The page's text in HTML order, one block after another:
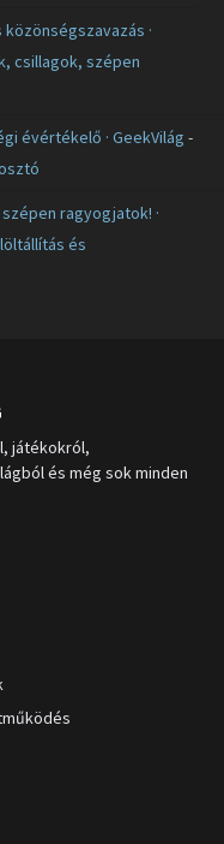
·
csillagok, szépen
évértékelő · GeekVilág -
ragyogjatok! ·
és
játékokról,
és még sok minden